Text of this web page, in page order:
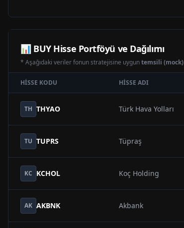
📊 BUYHisse Portföyü ve Dağılımı
* Aşağıdaki veriler fonun stratejisine uyguntemsili (mock)
HISSE KODU HISSE ADI
TH THYAO Türk Hava Yolları
TU TUPRS Tüpraş
KC KCHOL Koç Holding
AK AKBNK Akbank